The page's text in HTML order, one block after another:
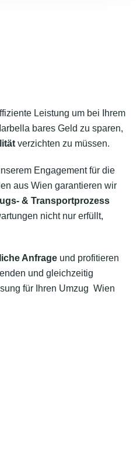
Leistung um bei Ihrem
bares Geld zu sparen,
verzichten zu müssen.
Engagement für die
aus Wien garantieren wir
& Transportprozess
nicht nur erfüllt,
Anfrage und profitieren
und gleichzeitig
für Ihren Umzug Wien